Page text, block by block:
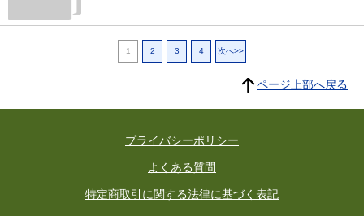
1 2 3 4 次へ>>
ページ上部へ戻る
プライバシーポリシー
よくある質問
特定商取引に関する法律に基づく表記